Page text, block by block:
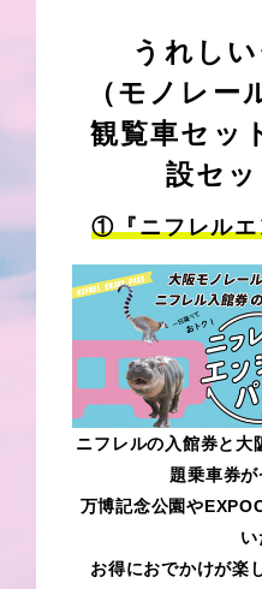
うれし
（モノレー
観覧車セッ
設セッ
①『ニフレルエ
ニフレルの入館券と大
題乗車券が
万博記念公園や
い
お得におでかけが楽